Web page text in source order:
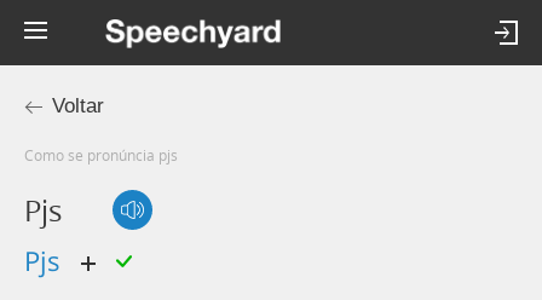
Voltar
Como se pronúncia pjs
Pjs
pjs